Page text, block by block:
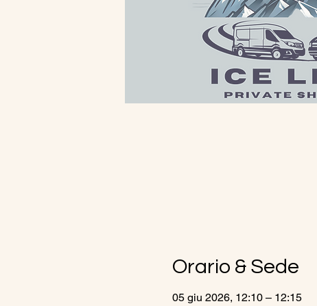
Orario & Sede
05 giu 2026, 12:10 – 12:15